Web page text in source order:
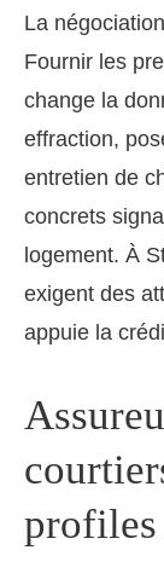
La
Fournir les
change la
effraction,
entretien de
concrets
logement. À
exigent des
appuie la